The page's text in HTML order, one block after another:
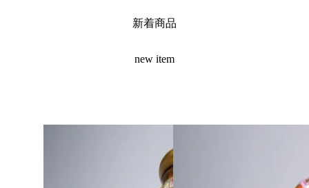
新着商品
new item